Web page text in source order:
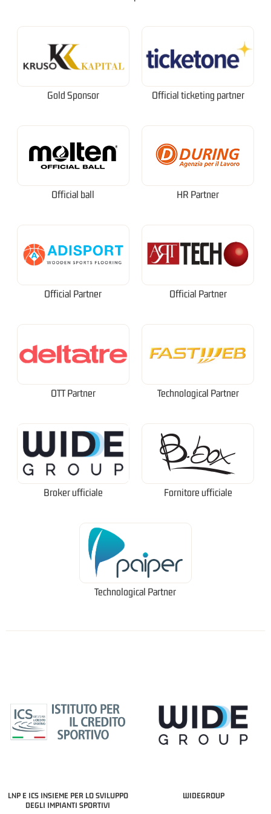
Gold Sponsor Official ticketing partner
Official ball HR Partner
Official Partner Official Partner
OTT Partner Technological Partner
Broker ufficiale Fornitore ufficiale
Technological Partner
LNP E ICS INSIEME PER LO SVILUPPO
DEGLI IMPIANTI SPORTIVI
WIDEGROUP